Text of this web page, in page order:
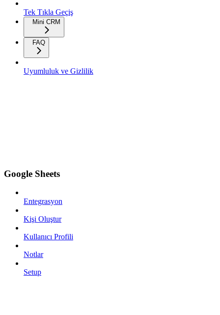
Tek Tıkla Geçiş
Mini CRM
FAQ
Uyumluluk ve Gizlilik
Google Sheets
Entegrasyon
Kişi Oluştur
Kullanıcı Profili
Notlar
Setup